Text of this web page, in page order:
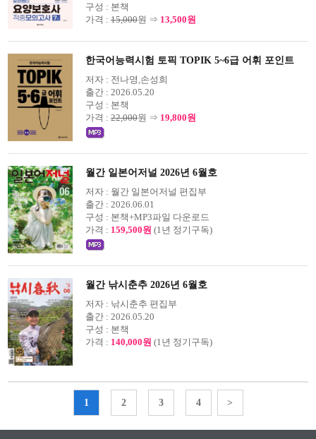
구성 : 본책
가격 : 15,000원 ⇒ 13,500원
한국어능력시험 토픽 TOPIK 5~6급 어휘 포인트
저자 : 전나영,손성희
출간 : 2026.05.20
구성 : 본책
가격 : 22,000원 ⇒ 19,800원
월간 일본어저널 2026년 6월호
저자 : 월간 일본어저널 편집부
출간 : 2026.06.01
구성 : 본책+MP3파일 다운로드
가격 : 159,500원 (1년 정기구독)
월간 낚시춘추 2026년 6월호
저자 : 낚시춘추 편집부
출간 : 2026.05.20
구성 : 본책
가격 : 140,000원 (1년 정기구독)
1 2 3 4 >